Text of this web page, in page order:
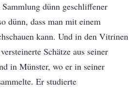
dünn geschliffener
dünn, dass man mit einem
kann. Und in den Vitrinen
Schätze aus seiner
in Münster, wo er in seiner
Er studierte